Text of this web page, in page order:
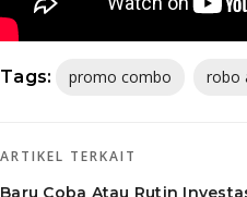
Tags: promo combo robo
ARTIKEL TERKAIT
Baru Coba Atau Rutin